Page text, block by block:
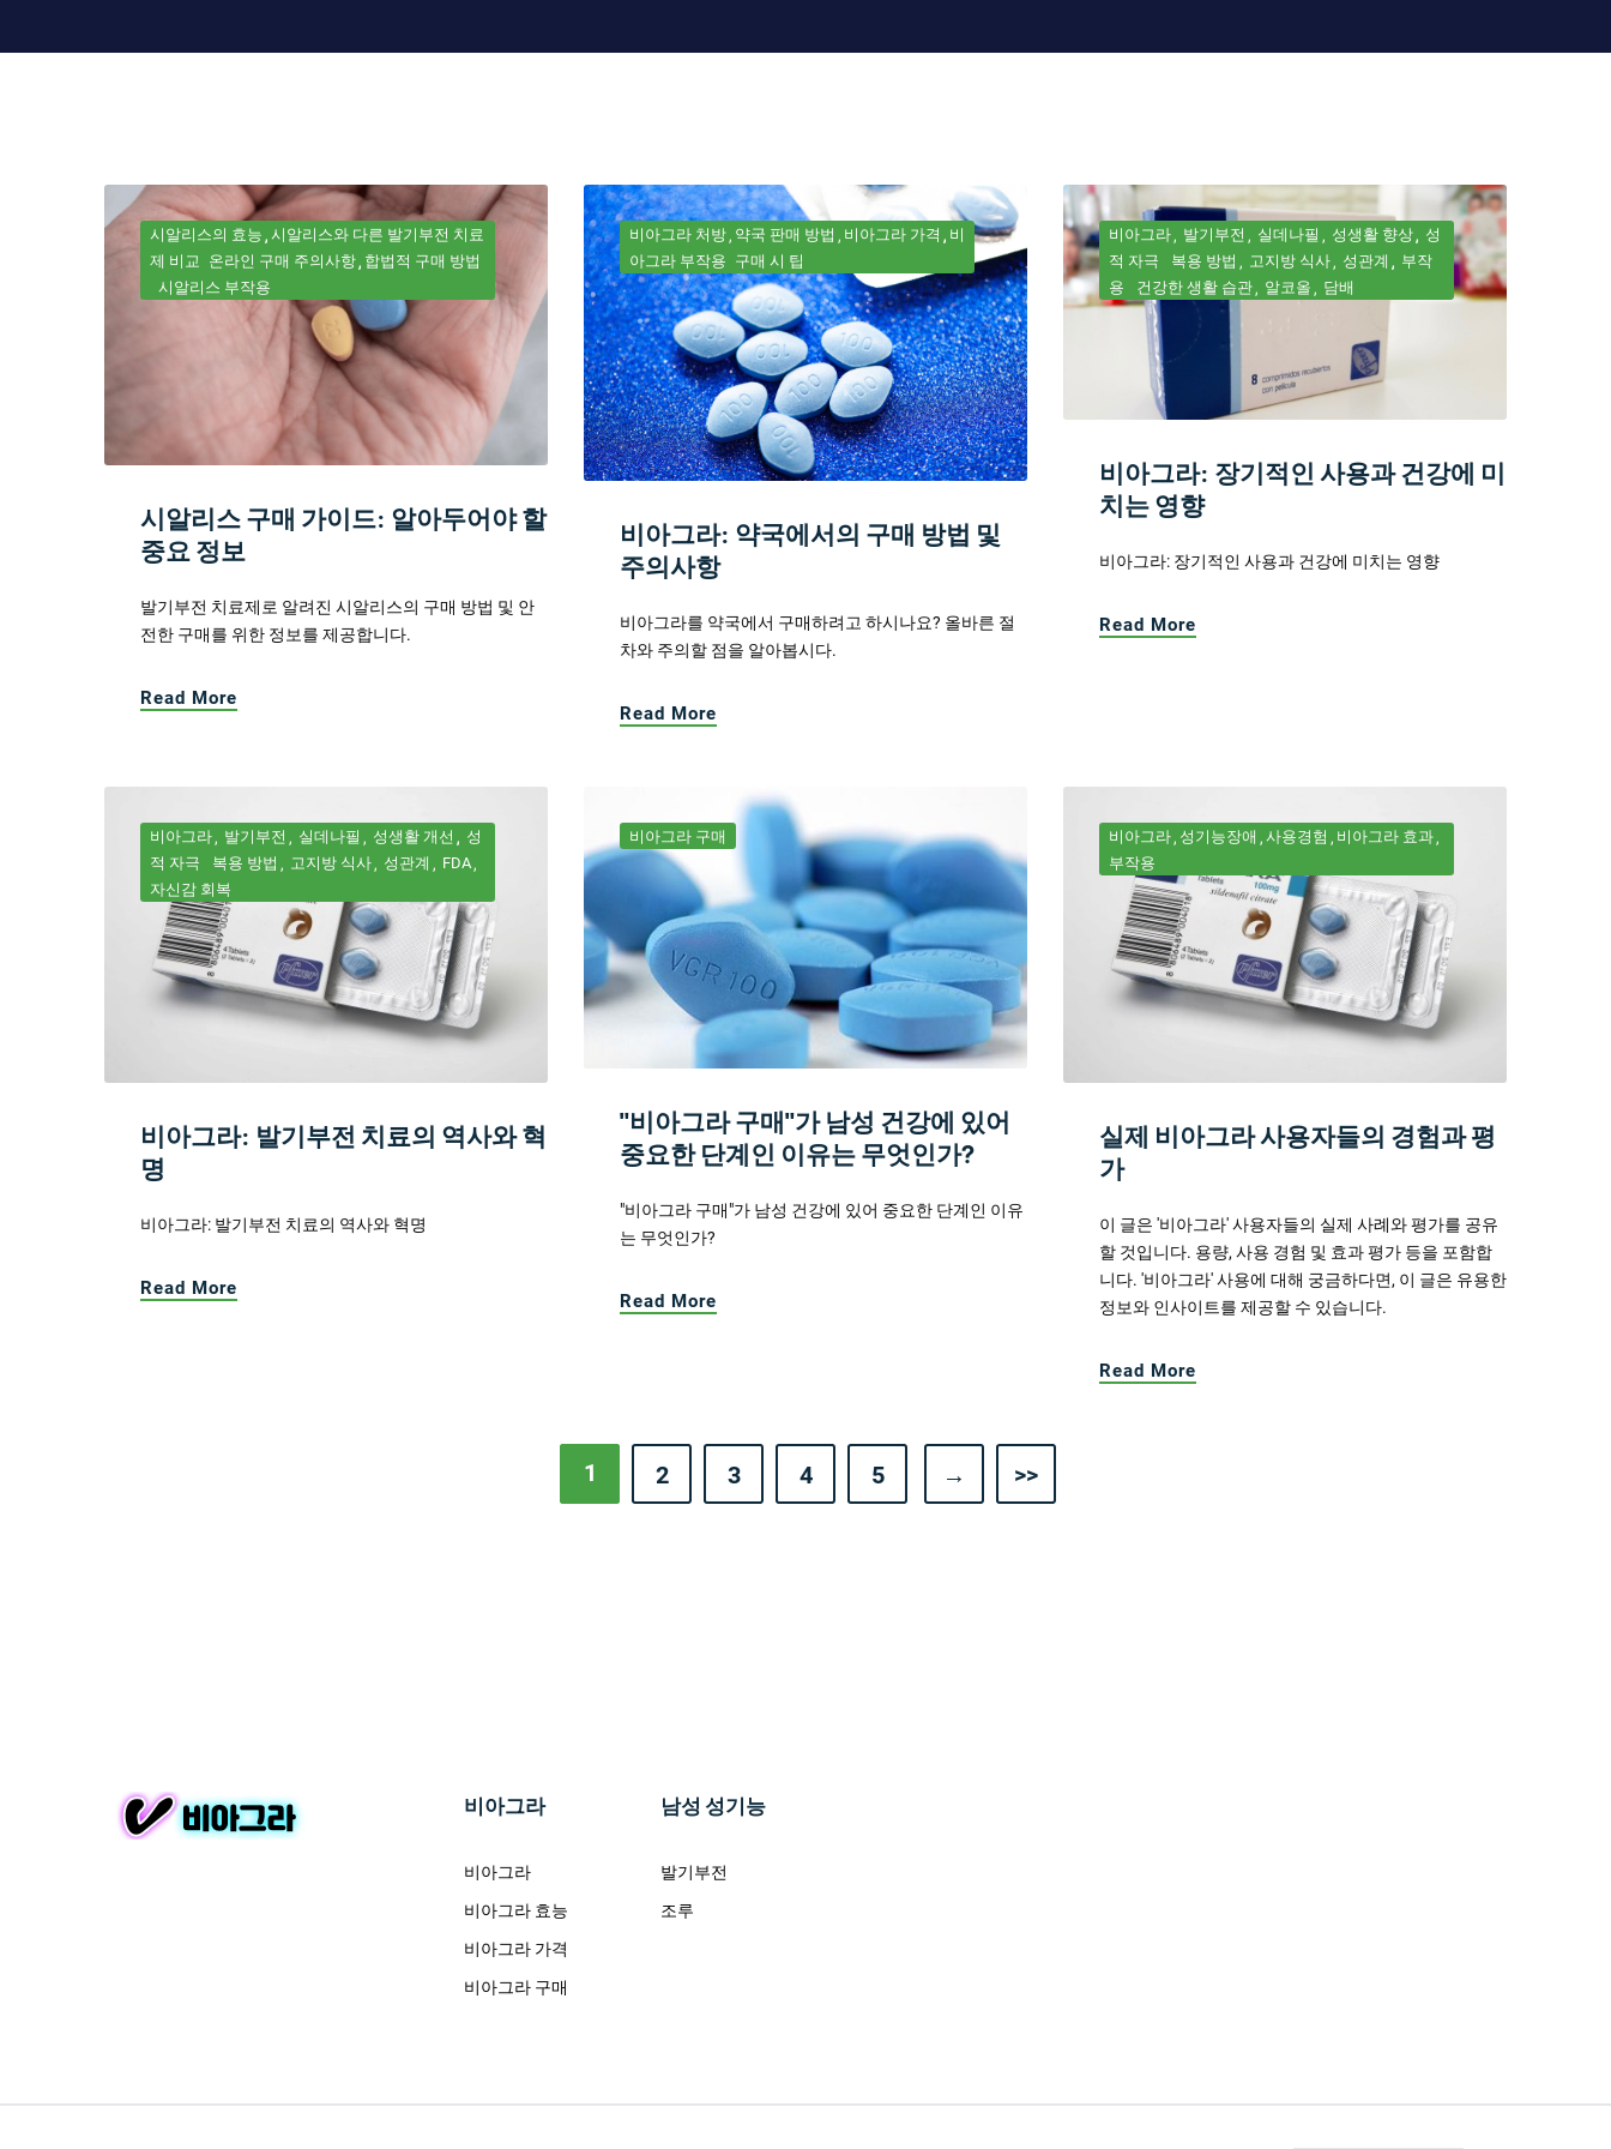
시알리스의 효능 시알리스와 다른 발기부전 치료
제 비교 온라인 구매 주의사항 합법적 구매 방법
시알리스 부작용
시알리스 구매 가이드: 알아두어야 할
중요 정보
발기부전 치료제로 알려진 시알리스의 구매 방법 및 안
전한 구매를 위한 정보를 제공합니다.
Read More
비아그라 처방 약국 판매 방법 비아그라 가격
비
아그라 부작용 구매 시 팁
비아그라: 약국에서의 구매 방법 및
주의사항
비아그라를 약국에서 구매하려고 하시나요? 올바른 절
차와 주의할 점을 알아봅시다.
Read More
비아그라 발기부전 실데나필 성생활 향상
성
적 자극
복용 방법 고지방 식사 성관계
부작
용
건강한 생활 습관 알코올 담배
비아그라: 장기적인 사용과 건강에 미
치는 영향
비아그라: 장기적인 사용과 건강에 미치는 영향
Read More
비아그라 발기부전 실데나필 성생활 개선
성
적 자극
복용 방법 고지방 식사 성관계
FDA
자신감 회복
비아그라: 발기부전 치료의 역사와 혁
명
비아그라: 발기부전 치료의 역사와 혁명
Read More
비아그라 구매
"비아그라 구매"가 남성 건강에 있어
중요한 단계인 이유는 무엇인가?
"비아그라 구매"가 남성 건강에 있어 중요한 단계인 이유
는 무엇인가?
Read More
비아그라 성기능장애 사용경험
비아그라 효과
부작용
실제 비아그라 사용자들의 경험과 평
가
이 글은 '비아그라' 사용자들의 실제 사례와 평가를 공유
할 것입니다. 용량, 사용 경험 및 효과 평가 등을 포함합
니다. '비아그라' 사용에 대해 궁금하다면, 이 글은 유용한
정보와 인사이트를 제공할 수 있습니다.
Read More
1 2 3 4 5 → >>
비아그라
비아그라
비아그라 효능
비아그라 가격
비아그라 구매
남성 성기능
발기부전
조루